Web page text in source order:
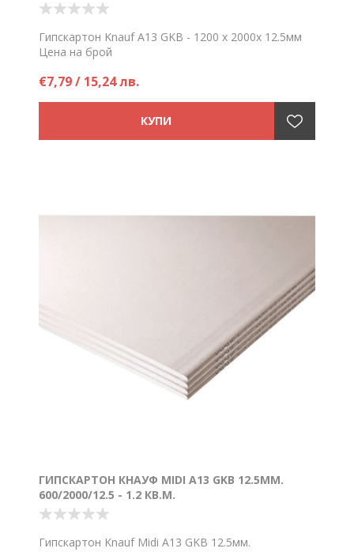
Гипскартон Knauf A13 GKB - 1200 х 2000х 12.5мм
Цена на брой
€7,79 / 15,24 лв.
ГИПСКАРТОН КНАУФ MIDI A13 GKB 12.5ММ.
600/2000/12.5 - 1.2 КВ.М.
Гипскартон Knauf Midi A13 GKB 12.5мм.